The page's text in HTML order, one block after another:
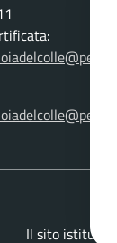
Il sito